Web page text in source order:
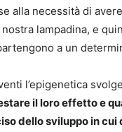
alla necessità di
lampadina, e
a un
l’epigenetica
il loro effetto e
dello sviluppo in